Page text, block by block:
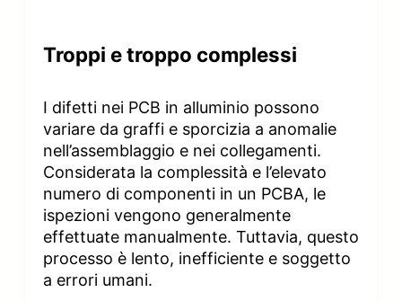
Troppi e troppo complessi
I difetti nei PCB in alluminio possono
variare da graffi e sporcizia a anomalie
nell’assemblaggio e nei collegamenti.
Considerata la complessità e l’elevato
numero di componenti in un PCBA, le
ispezioni vengono generalmente
effettuate manualmente. Tuttavia, questo
processo è lento, inefficiente e soggetto
a errori umani.